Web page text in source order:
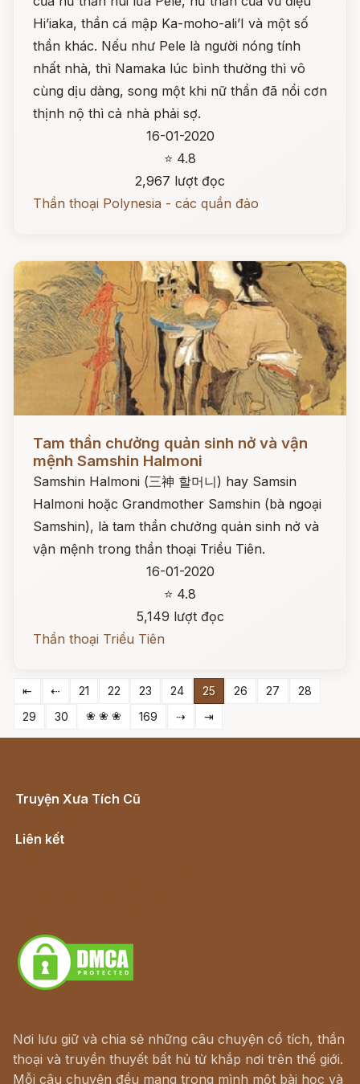
Hi’iaka, thần cá mập Ka-moho-ali’I và một số
thần khác. Nếu như Pele là người nóng tính
nhất nhà, thì Namaka lúc bình thường thì vô
cùng dịu dàng, song một khi nữ thần đã nổi cơn
thịnh nộ thì cả nhà phải sợ.
16-01-2020
⭐ 4.8
2,967 lượt đọc
Thần thoại Polynesia - các quần đảo
Tam thần chưởng quản sinh nở và vận
mệnh Samshin Halmoni
Samshin Halmoni (三神 할머니) hay Samsin
Halmoni hoặc Grandmother Samshin (bà ngoại
Samshin), là tam thần chưởng quản sinh nở và
vận mệnh trong thần thoại Triều Tiên.
16-01-2020
⭐ 4.8
5,149 lượt đọc
Thần thoại Triều Tiên
⇤ ⇠ 21 22 23 24 25 26 27
28
29
30 ❀ ❀ ❀ 169 ⇢ ⇥
Truyện Xưa Tích Cũ
Liên kết
Nơi lưu giữ và chia sẻ những câu chuyện cổ tích, thần
thoại và truyền thuyết bất hủ từ khắp nơi trên thế giới.
Mỗi câu chuyện đều mang trong mình một bài học và